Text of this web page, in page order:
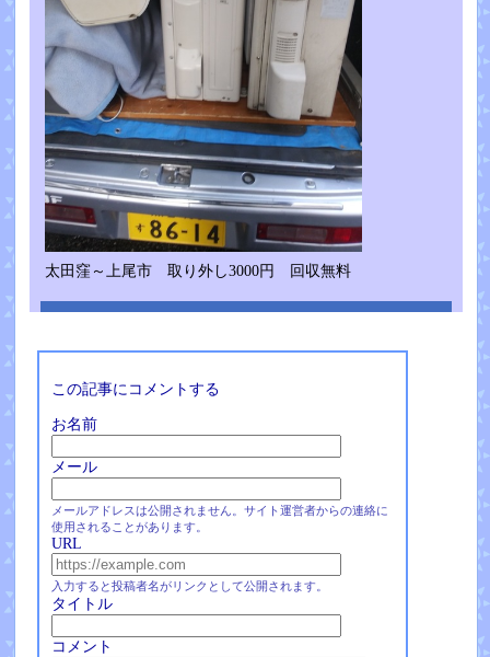
太田窪～上尾市 取り外し3000円 回収無料
この記事にコメントする
お名前
メール
メールアドレスは公開されません。サイト運営者からの連絡に
使用されることがあります。
URL
入力すると投稿者名がリンクとして公開されます。
タイトル
コメント